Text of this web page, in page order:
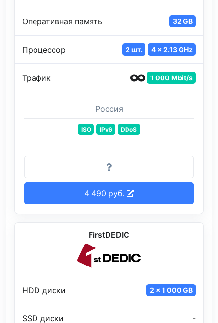
Оперативная память 32 GB
Процессор 2 шт. 4 x 2.13 GHz
Трафик 1 000 Mbit/s
Россия
ISO IPv6 DDoS
4 490 руб.
FirstDEDIC
HDD диски 2 x 1 000 GB
SSD диски -